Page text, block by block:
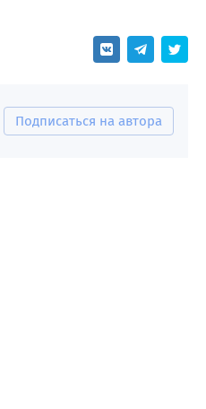
Подписаться на автора